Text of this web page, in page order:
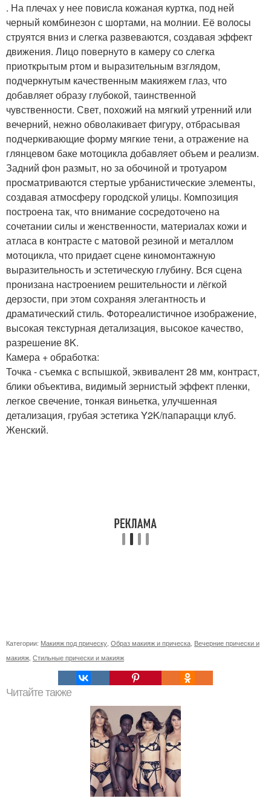
. На плечах у нее повисла кожаная куртка, под ней
черный комбинезон с шортами, на молнии. Её волосы
струятся вниз и слегка развеваются, создавая эффект
движения. Лицо повернуто в камеру со слегка
приоткрытым ртом и выразительным взглядом,
подчеркнутым качественным макияжем глаз, что
добавляет образу глубокой, таинственной
чувственности. Свет, похожий на мягкий утренний или
вечерний, нежно обволакивает фигуру, отбрасывая
подчеркивающие форму мягкие тени, а отражение на
глянцевом баке мотоцикла добавляет объем и реализм.
Задний фон размыт, но за обочиной и тротуаром
просматриваются стертые урбанистические элементы,
создавая атмосферу городской улицы. Композиция
построена так, что внимание сосредоточено на
сочетании силы и женственности, материалах кожи и
атласа в контрасте с матовой резиной и металлом
мотоцикла, что придает сцене киномонтажную
выразительность и эстетическую глубину. Вся сцена
пронизана настроением решительности и лёгкой
дерзости, при этом сохраняя элегантность и
драматический стиль. Фотореалистичное изображение,
высокая текстурная детализация, высокое качество,
разрешение 8K.
Камера + обработка:
Точка - съемка с вспышкой, эквивалент 28 мм, контраст,
блики объектива, видимый зернистый эффект пленки,
легкое свечение, тонкая виньетка, улучшенная
детализация, грубая эстетика Y2K/папарацци клуб.
Женский.
Категории: Макияж под прическу, Образ макияж и прическа, Вечерние прически и
макияж, Стильные прически и макияж
Читайте также